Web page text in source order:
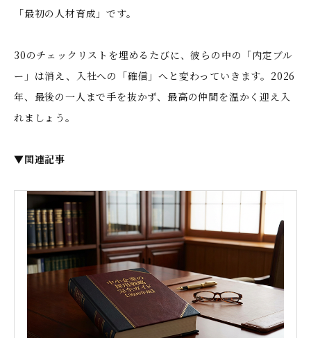
「最初の人材育成」です。
30のチェックリストを埋めるたびに、彼らの中の「内定ブル
ー」は消え、入社への「確信」へと変わっていきます。2026
年、最後の一人まで手を抜かず、最高の仲間を温かく迎え入
れましょう。
▼関連記事